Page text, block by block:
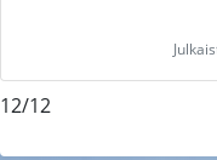
12/12